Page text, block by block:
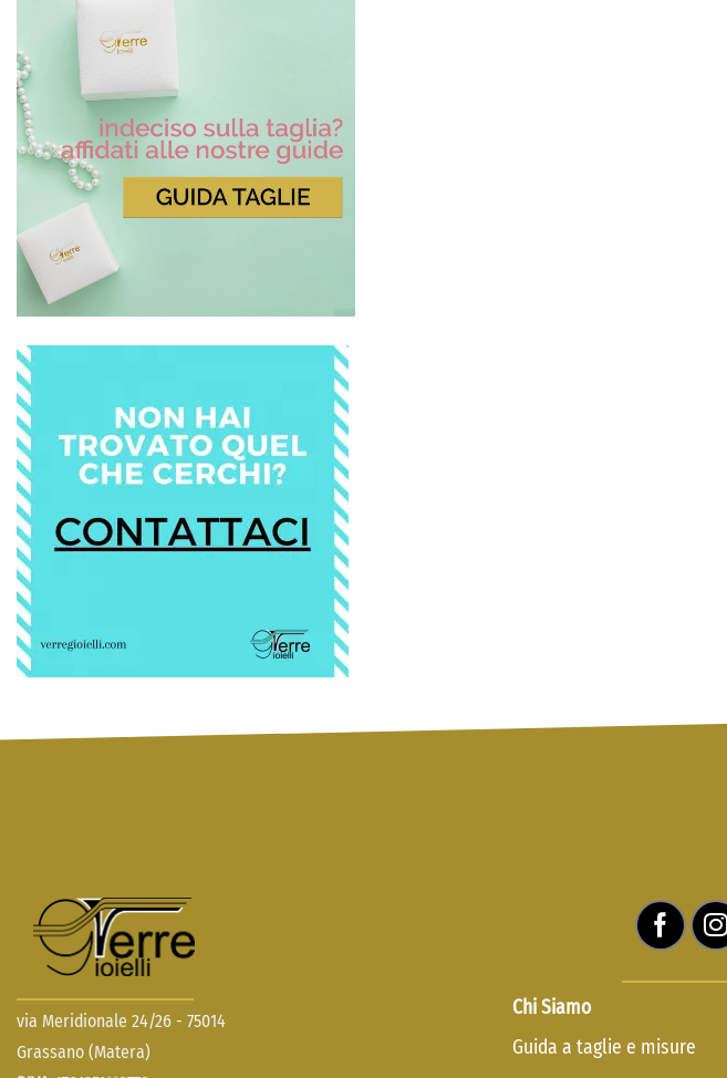
via Meridionale 24/26 - 75014
Grassano (Matera)
Chi Siamo
Guida a taglie e misure